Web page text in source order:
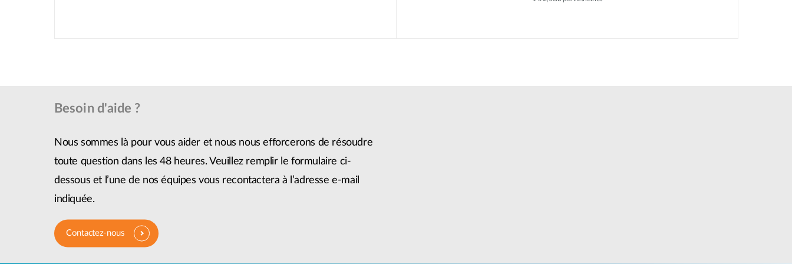
Besoin d'aide ?
Nous sommes là pour vous aider et nous nous efforcerons de résoudre
toute question dans les 48 heures. Veuillez remplir le formulaire ci-
dessous et l’une de nos équipes vous recontactera à l’adresse e-mail
indiquée.
Contactez-nous